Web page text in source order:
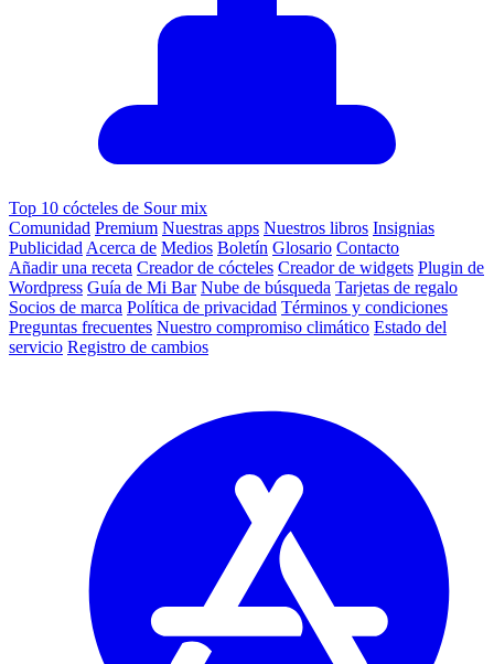
Top 10 cócteles de Sour mix
Comunidad Premium Nuestras apps Nuestros libros Insignias
Publicidad Acerca de Medios Boletín Glosario Contacto
Añadir una receta Creador de cócteles Creador de widgets Plugin de
Wordpress Guía de Mi Bar Nube de búsqueda Tarjetas de regalo
Socios de marca Política de privacidad Términos y condiciones
Preguntas frecuentes Nuestro compromiso climático Estado del
servicio Registro de cambios